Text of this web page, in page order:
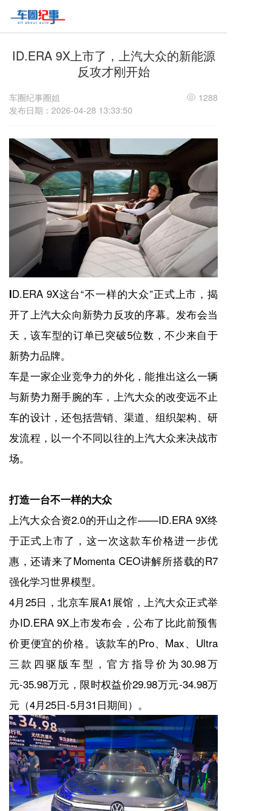
g
l
a
g
t
n
ID.ERA 9X上市了，上汽大众的新能源
反攻才刚开始
车圈纪事圈姐
发布日期：2026-04-28 13:33:50
1288
ID.ERA 9X这台“不一样的大众”正式上市，揭
开了上汽大众向新势力反攻的序幕。发布会当
天，该车型的订单已突破5位数，不少来自于
新势力品牌。
车是一家企业竞争力的外化，能推出这么一辆
与新势力掰手腕的车，上汽大众的改变远不止
车的设计，还包括营销、渠道、组织架构、研
发流程，以一个不同以往的上汽大众来决战市
场。
打造一台不一样的大众
上汽大众合资2.0的开山之作——ID.ERA 9X终
于正式上市了，这一次这款车价格进一步优
惠，还请来了Momenta CEO讲解所搭载的R7
强化学习世界模型。
4月25日，北京车展A1展馆，上汽大众正式举
办ID.ERA 9X上市发布会，公布了比此前预售
价更便宜的价格。该款车的Pro、Max、Ultra
三款四驱版车型，官方指导价为30.98万
元-35.98万元，限时权益价29.98万元-34.98万
元（4月25日-5月31日期间）。